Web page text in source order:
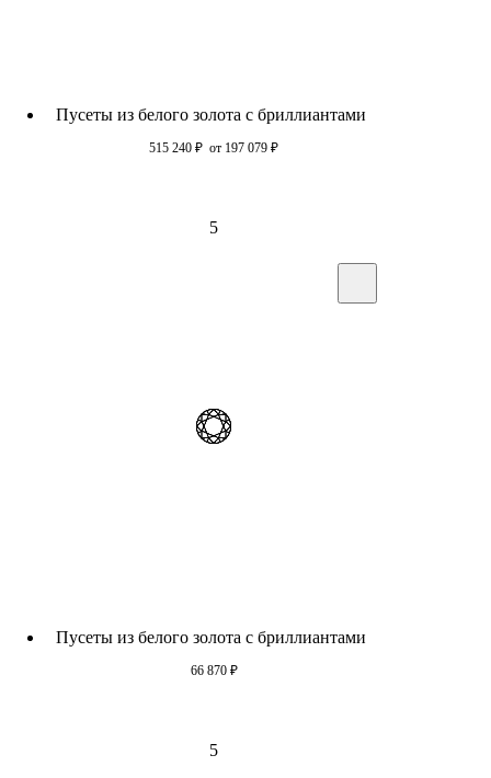
Пусеты из белого золота c бриллиантами
515 240 ₽ от 197 079 ₽
5
Пусеты из белого золота c бриллиантами
66 870 ₽
5